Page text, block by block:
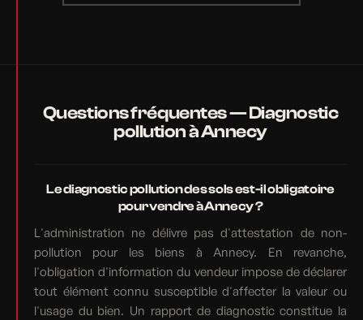
Questions fréquentes — Diagnostic
pollution à Annecy
Le diagnostic pollution des sols est-il obligatoire
pour vendre à Annecy ?
L'administration ne délivre pas d'attestation de non-
pollution pour les biens à Annecy. En revanche,
l'obligation d'information du vendeur impose de déclarer
tout élément connu susceptible d'affecter la valeur ou
l'usage du bien. Un rapport de diagnostic constitue la